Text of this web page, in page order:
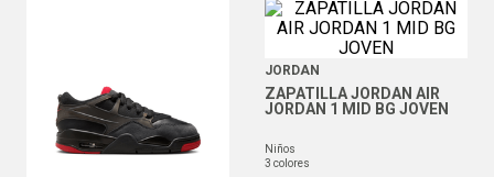
JORDAN
ZAPATILLA JORDAN AIR
JORDAN 1 MID BG JOVEN
niños
3 colores